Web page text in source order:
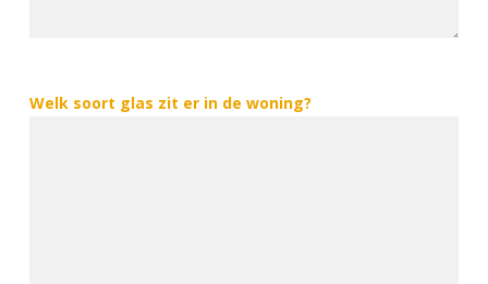
Welk soort glas zit er in de woning?